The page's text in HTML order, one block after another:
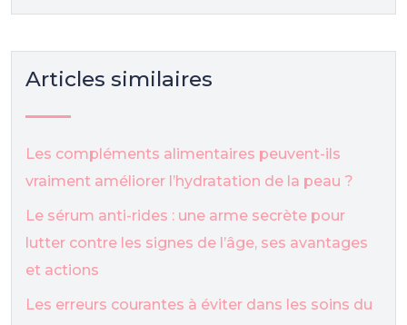
Articles similaires
Les compléments alimentaires peuvent-ils
vraiment améliorer l’hydratation de la peau ?
Le sérum anti-rides : une arme secrète pour
lutter contre les signes de l’âge, ses avantages
et actions
Les erreurs courantes à éviter dans les soins du